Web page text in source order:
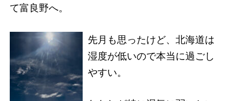
て富良野へ。
先月も思ったけど、北海道は
湿度が低いので本当に過ごし
やすい。